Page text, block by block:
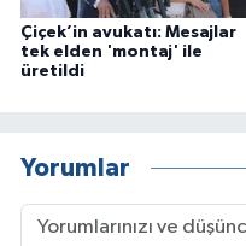
Çiçek’in avukatı: Mesajlar
tek elden 'montaj' ile
üretildi
Yorumlar